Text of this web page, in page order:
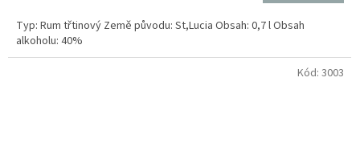
Typ: Rum třtinový Země původu: St,Lucia Obsah: 0,7 l Obsah
alkoholu: 40%
Kód: 3003